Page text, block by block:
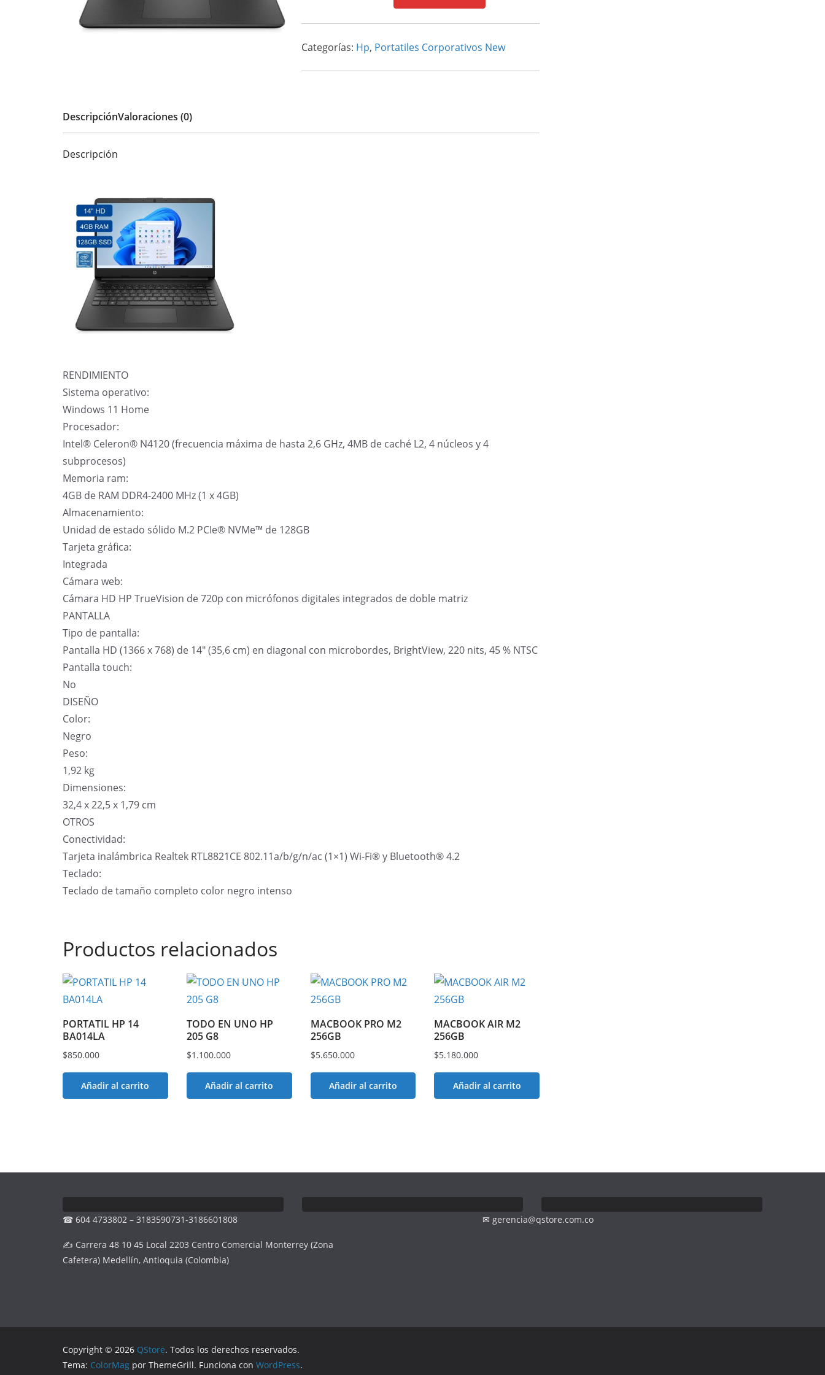
DQ0526LA
CELERON
N4120
cantidad
Categorías: Hp, Portatiles Corporativos New
DescripciónValoraciones (0)
Descripción
RENDIMIENTO
Sistema operativo:
Windows 11 Home
Procesador:
Intel® Celeron® N4120 (frecuencia máxima de hasta 2,6 GHz, 4MB de caché L2, 4 núcleos y 4
subprocesos)
Memoria ram:
4GB de RAM DDR4-2400 MHz (1 x 4GB)
Almacenamiento:
Unidad de estado sólido M.2 PCIe® NVMe™ de 128GB
Tarjeta gráfica:
Integrada
Cámara web:
Cámara HD HP TrueVision de 720p con micrófonos digitales integrados de doble matriz
PANTALLA
Tipo de pantalla:
Pantalla HD (1366 x 768) de 14″ (35,6 cm) en diagonal con microbordes, BrightView, 220 nits, 45 % NTSC
Pantalla touch:
No
DISEÑO
Color:
Negro
Peso:
1,92 kg
Dimensiones:
32,4 x 22,5 x 1,79 cm
OTROS
Conectividad:
Tarjeta inalámbrica Realtek RTL8821CE 802.11a/b/g/n/ac (1×1) Wi-Fi® y Bluetooth® 4.2
Teclado:
Teclado de tamaño completo color negro intenso
Productos relacionados
PORTATIL HP 14
BA014LA
$850.000
Añadir al carrito
TODO EN UNO HP
205 G8
$1.100.000
Añadir al carrito
MACBOOK PRO M2
256GB
$5.650.000
Añadir al carrito
MACBOOK AIR M2
256GB
$5.180.000
Añadir al carrito
☎ 604 4733802 – 3183590731-3186601808
✍ Carrera 48 10 45 Local 2203 Centro Comercial Monterrey (Zona
Cafetera) Medellín, Antioquia (Colombia)
✉ gerencia@qstore.com.co
Copyright © 2026 QStore. Todos los derechos reservados.
Tema: ColorMag por ThemeGrill. Funciona con WordPress.